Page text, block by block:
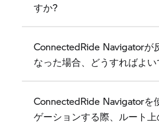
すか?
ConnectedRide Navigatorが
なった場合、どうすればよ
ConnectedRide Navigatorを
ゲーションする際、ルート